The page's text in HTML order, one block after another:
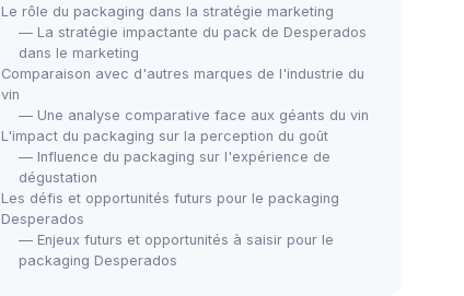
Le rôle du packaging dans la stratégie marketing
— La stratégie impactante du pack de Desperados
dans le marketing
Comparaison avec d'autres marques de l'industrie du
vin
— Une analyse comparative face aux géants du vin
L'impact du packaging sur la perception du goût
— Influence du packaging sur l'expérience de
dégustation
Les défis et opportunités futurs pour le packaging
Desperados
— Enjeux futurs et opportunités à saisir pour le
packaging Desperados